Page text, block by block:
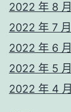
2022 年 8 月
2022 年 7 月
2022 年 6 月
2022 年 5 月
2022 年 4 月